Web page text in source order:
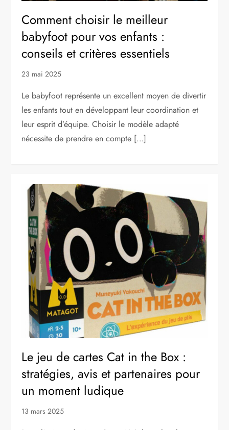
Comment choisir le meilleur
babyfoot pour vos enfants :
conseils et critères essentiels
23 mai 2025
Le babyfoot représente un excellent moyen de divertir
les enfants tout en développant leur coordination et
leur esprit d’équipe. Choisir le modèle adapté
nécessite de prendre en compte […]
Le jeu de cartes Cat in the Box :
stratégies, avis et partenaires pour
un moment ludique
13 mars 2025